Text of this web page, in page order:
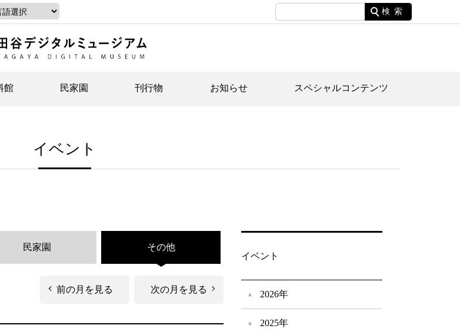
検索
館
イベント
民家園
イベント
刊行物 お知らせ スペシャルコンテンツ
ジュニア講座
イベント
民家園 その他
前の月を見る 次の月を見る
イベント
2026年
2025年